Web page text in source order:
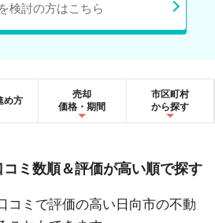
検討の方はこちら
め方
売却
価格・期間
市区町村
から探す
ミ数順＆評価が高い順で探す
コミで評価の高い日向市の不動